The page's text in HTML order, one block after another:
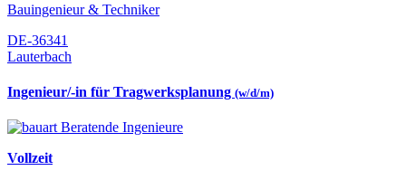
Bauingenieur & Techniker
DE-36341
Lauterbach
Ingenieur/-in für Tragwerksplanung (w/d/m)
Vollzeit